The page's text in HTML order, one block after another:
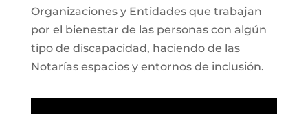
Organizaciones y Entidades que trabajan
por el bienestar de las personas con algún
tipo de discapacidad, haciendo de las
Notarías espacios y entornos de inclusión.